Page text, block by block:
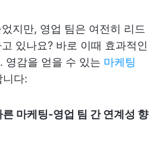
지만, 영업 팀은 여전히 리드
있나요? 바로 이때 효과적인
영감을 얻을 수 있는 마케팅
니다:
마케팅-영업 팀 간 연계성 향